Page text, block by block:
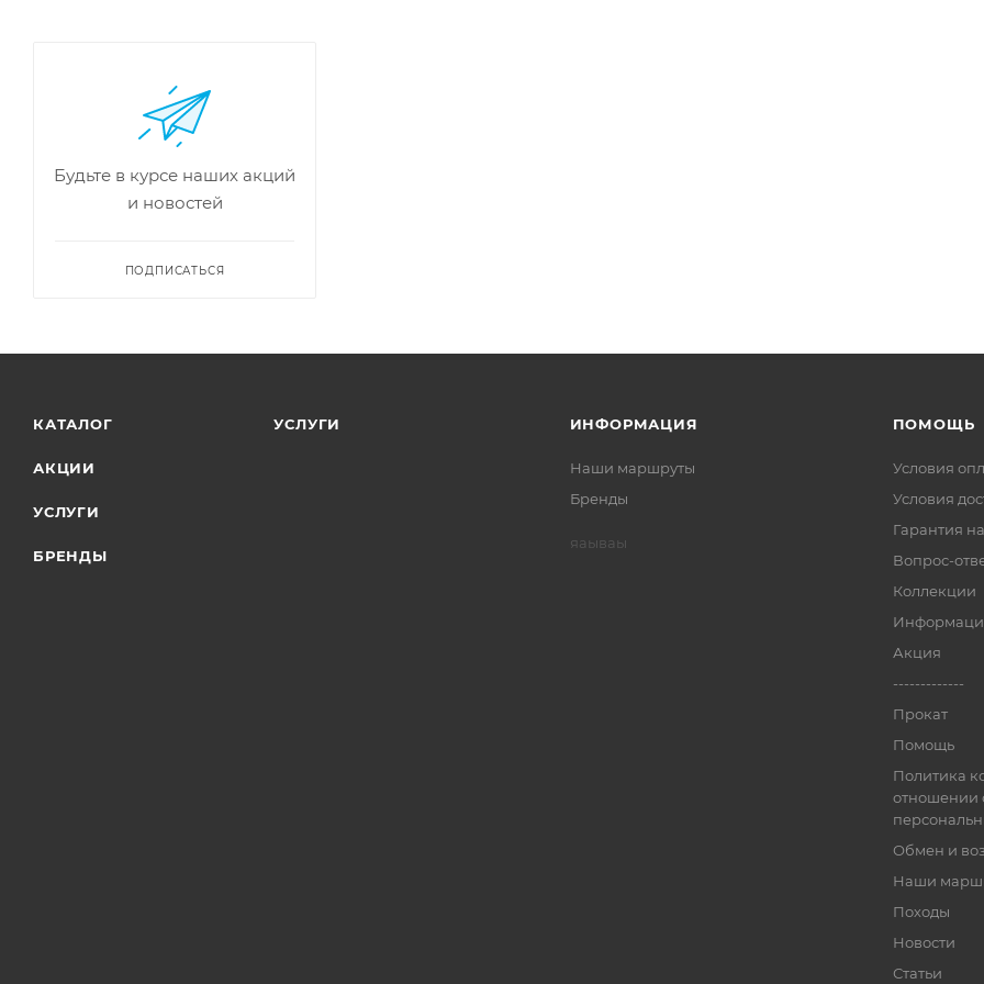
Будьте в курсе наших акций
и новостей
ПОДПИСАТЬСЯ
КАТАЛОГ
АКЦИИ
УСЛУГИ
БРЕНДЫ
УСЛУГИ ИНФОРМАЦИЯ
Наши маршруты
Бренды
яаываы
ПОМОЩЬ
Условия
Условия
Гарантия
Вопрос-
Коллекции
Акция
-------------
Прокат
Помощь
Политика
отношении
Обмен и
Наши
Походы
Новости
Статьи